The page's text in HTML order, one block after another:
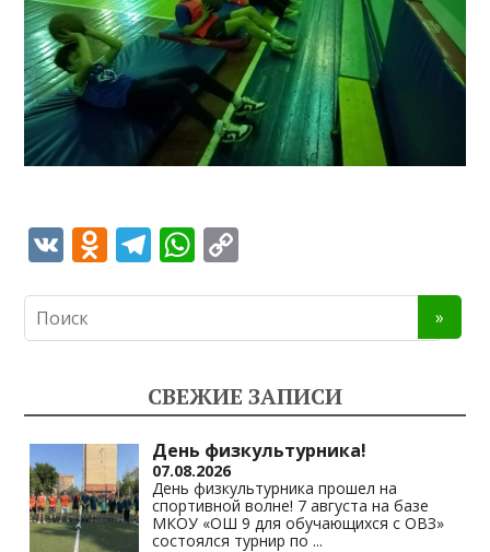
V O
o
as
s
ni
ki
T
gr
a
m
W
s
A
p
p
y
Li
n
k
СВЕЖИЕ ЗАПИСИ
День физкультурника!
07.08.2026
День физкультурника прошел на
спортивной волне! 7 августа на базе
МКОУ «ОШ 9 для обучающихся с ОВЗ»
состоялся турнир по ...